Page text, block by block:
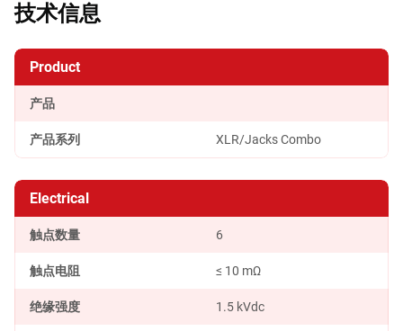
技术信息
Product
产品
产品系列 XLR/Jacks Combo
Electrical
触点数量 6
触点电阻 ≤ 10 mΩ
绝缘强度 1.5 kVdc